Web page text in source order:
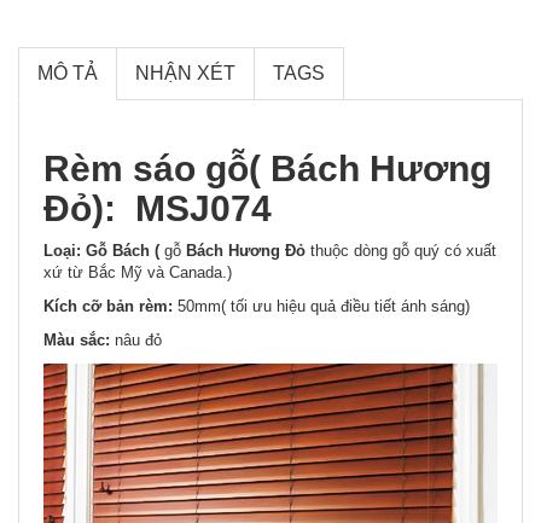
MÔ TẢ NHẬN XÉT TAGS
Rèm sáo gỗ( Bách Hương
Đỏ): MSJ074
Loại: Gỗ Bách ( gỗ Bách Hương Đỏ thuộc dòng gỗ quý có xuất
xứ từ Bắc Mỹ và Canada.)
Kích cỡ bản rèm: 50mm( tối ưu hiệu quả điều tiết ánh sáng)
Màu sắc: nâu đỏ